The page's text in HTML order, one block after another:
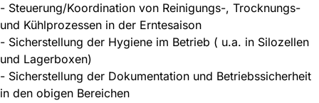
- Steuerung/Koordination von Reinigungs-, Trocknungs-
und Kühlprozessen in der Erntesaison
- Sicherstellung der Hygiene im Betrieb ( u.a. in Silozellen
und Lagerboxen)
- Sicherstellung der Dokumentation und Betriebssicherheit
in den obigen Bereichen